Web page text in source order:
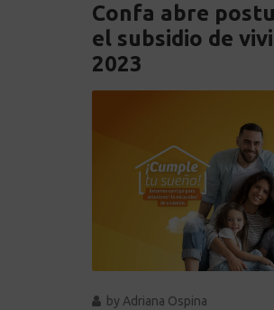
Confa abre
el subsidio de
2023
byAdriana Ospina